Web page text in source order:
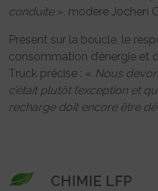
conduite», modère Jochen
Présent sur la boucle, le
consommation d’énergie et
Truck précise : « Nous
c’était plutôt l’exception et
recharge doit encore être
CHIMIE LFP